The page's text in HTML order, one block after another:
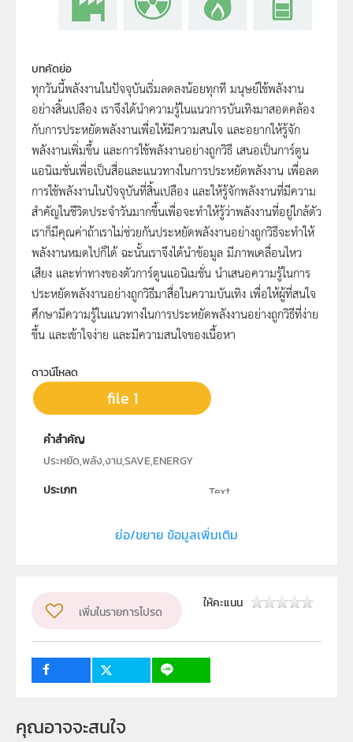
บทคัดย่อ
ทุกวันนี้พลังงานในปัจจุบันเริ่มลดลงน้อยทุกที มนุษย์ใช้พลังงาน
อย่างสิ้นเปลือง เราจึงได้นำความรู้ในแนวการบันเทิงมาสอดคล้อง
กับการประหยัดพลังงานเพื่อให้มีความสนใจ และอยากให้รู้จัก
พลังงานเพิ่มขึ้น และการใช้พลังงานอย่างถูกวิธี เสนอเป็นการ์ตูน
แอนิเมชั่นเพื่อเป็นสื่อและแนวทางในการประหยัดพลังงาน เพื่อลด
การใช้พลังงานในปัจจุบันที่สิ้นเปลือง และให้รู้จักพลังงานที่มีความ
สำคัญในชีวิตประจำวันมากขึ้นเพื่อจะทำให้รู้ว่าพลังงานที่อยู่ใกล้ตัว
เราก็มีคุณค่าถ้าเราไม่ช่วยกันประหยัดพลังงานอย่างถูกวิธีจะทำให้
พลังงานหมดไปก็ได้ ฉะนั้นเราจึงได้นำข้อมูล มีภาพเคลื่อนไหว
เสียง และท่าทางของตัวการ์ตูนแอนิเมชั่น นำเสนอความรู้ในการ
ประหยัดพลังงานอย่างถูกวิธีมาสื่อในความบันเทิง เพื่อให้ผู้ที่สนใจ
ศึกษามีความรู้ในแนวทางในการประหยัดพลังงานอย่างถูกวิธีที่ง่าย
ขึ้น และเข้าใจง่าย และมีความสนใจของเนื้อหา
ดาวน์โหลด
file 1
คำสำคัญ
ประหยัด,พลัง,งาน,SAVE,ENERGY
ประเภท
Text
โรงเรียนไทยอโยธยาบริหารธุรกิจ
นางสาว จีรนันท์ ชมเพ็ญ
ระดับชั้น
ม.4, ม.5, ม.6
กลุ่มเป้าหมาย
ย่อ/ขยาย ข้อมูลเพิ่มเติม
เพิ่มในรายการโปรด
ให้คะแนน
คุณอาจจะสนใจ